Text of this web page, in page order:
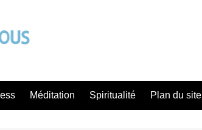
Méditation Spiritualité Plan du site